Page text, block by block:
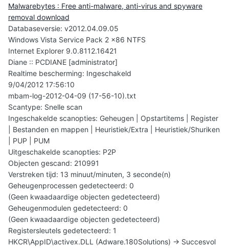
Malwarebytes : Free anti-malware, anti-virus and spyware
removal download
Databaseversie: v2012.04.09.05
Windows Vista Service Pack 2 x86 NTFS
Internet Explorer 9.0.8112.16421
Diane :: PCDIANE [administrator]
Realtime bescherming: Ingeschakeld
9/04/2012 17:56:10
mbam-log-2012-04-09 (17-56-10).txt
Scantype: Snelle scan
Ingeschakelde scanopties: Geheugen | Opstartitems | Register
| Bestanden en mappen | Heuristiek/Extra | Heuristiek/Shuriken
| PUP | PUM
Uitgeschakelde scanopties: P2P
Objecten gescand: 210991
Verstreken tijd: 13 minuut/minuten, 3 seconde(n)
Geheugenprocessen gedetecteerd: 0
(Geen kwaadaardige objecten gedetecteerd)
Geheugenmodulen gedetecteerd: 0
(Geen kwaadaardige objecten gedetecteerd)
Registersleutels gedetecteerd: 1
HKCR\AppID\activex.DLL (Adware.180Solutions) -> Succesvol